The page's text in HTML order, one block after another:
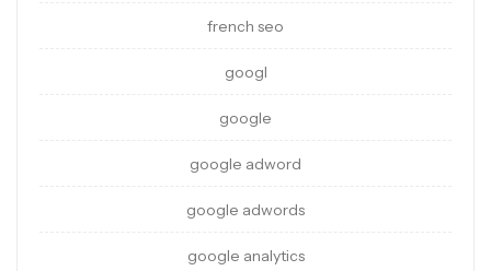
french seo
googl
google
google adword
google adwords
google analytics